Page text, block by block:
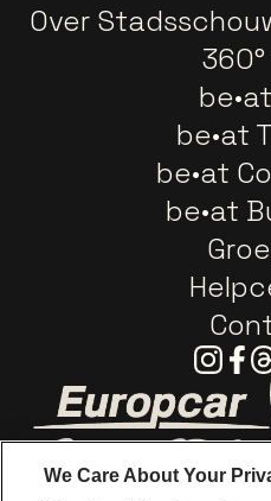
Over
be•at
be•at
be•at
Ga naar de
We Care About Your